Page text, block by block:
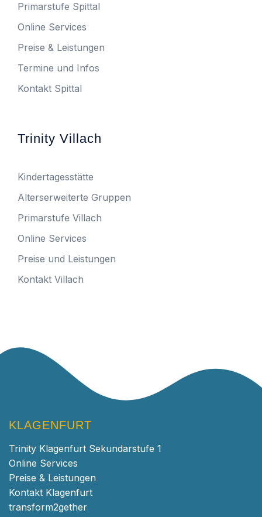
Primarstufe Spittal
Online Services
Preise & Leistungen
Termine und Infos
Kontakt Spittal
Trinity Villach
Kindertagesstätte
Alterserweiterte Gruppen
Primarstufe Villach
Online Services
Preise und Leistungen
Kontakt Villach
KLAGENFURT
Trinity Klagenfurt Sekundarstufe 1
Online Services
Preise & Leistungen
Kontakt Klagenfurt
transform2gether